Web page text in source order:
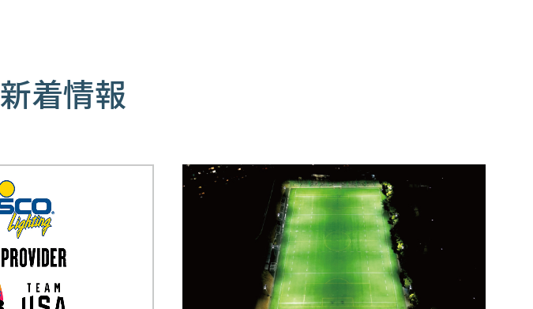
新着情報